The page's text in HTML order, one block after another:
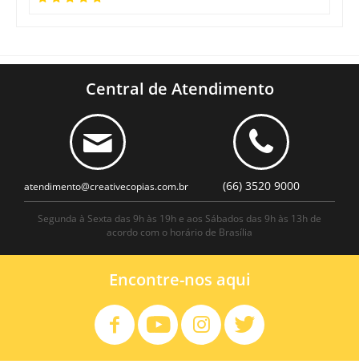
Central de Atendimento
atendimento@creativecopias.com.br (66) 3520 9000
Segunda à Sexta das 9h às 19h e aos Sábados das 9h às 13h de
acordo com o horário de Brasília
Encontre-nos aqui